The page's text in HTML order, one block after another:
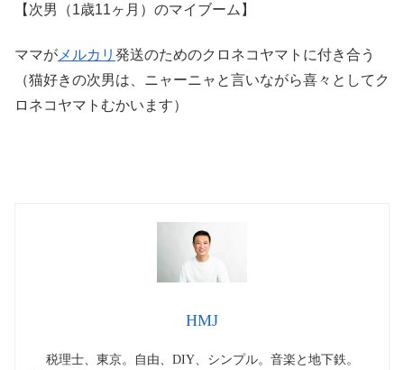
【次男（1歳11ヶ月）のマイブーム】
ママが メルカリ 発送のためのクロネコヤマトに付き合う
（猫好きの次男は、ニャーニャと言いながら喜々としてク
ロネコヤマトむかいます）
HMJ
税理士、東京。自由、DIY、シンプル。音楽と地下鉄。